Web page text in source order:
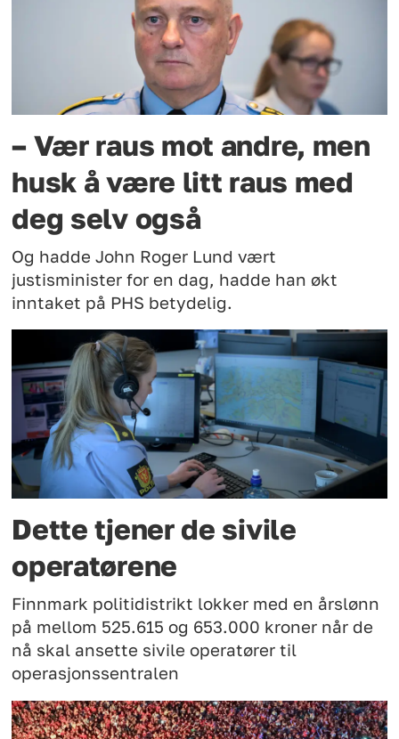
– Vær raus mot andre, men
husk å være litt raus med
deg selv også
Og hadde John Roger Lund vært
justisminister for en dag, hadde han økt
inntaket på PHS betydelig.
Dette tjener de sivile
operatørene
Finnmark politidistrikt lokker med en årslønn
på mellom 525.615 og 653.000 kroner når de
nå skal ansette sivile operatører til
operasjonssentralen